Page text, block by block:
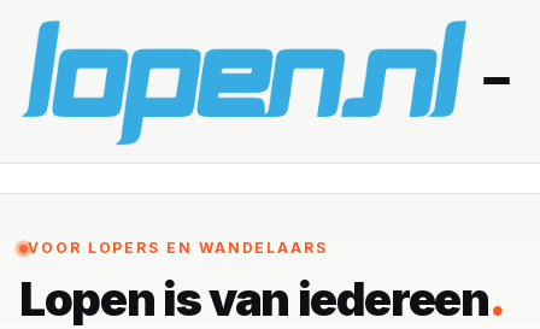
Blessures
VOOR LOPERS EN WANDELAARS
Lopen is van iedereen